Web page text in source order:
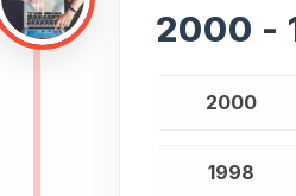
2000 -
2000
1998